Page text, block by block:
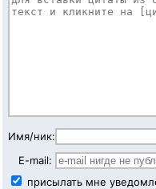
Имя/ник:
E-mail:
присылать мне